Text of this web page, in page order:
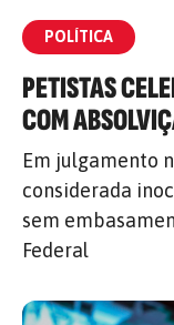
POLÍTICA
PETISTAS
COM
Em julgamento
considerada
sem
Federal